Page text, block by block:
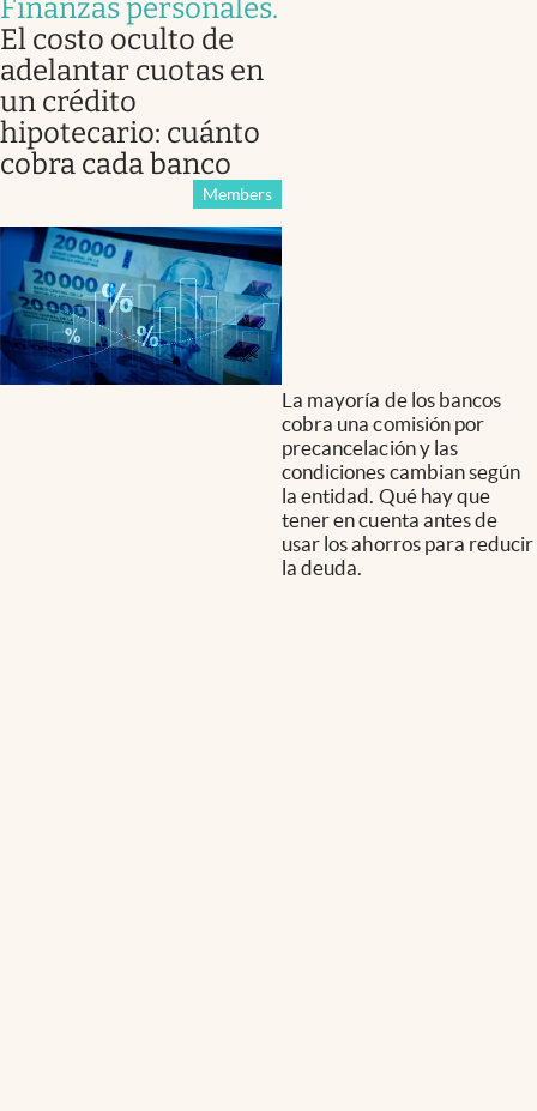
Finanzas personales.
El costo oculto de
adelantar cuotas en
un crédito
hipotecario: cuánto
cobra cada banco
Members
La mayoría de los bancos
cobra una comisión por
precancelación y las
condiciones cambian según
la entidad. Qué hay que
tener en cuenta antes de
usar los ahorros para reducir
la deuda.